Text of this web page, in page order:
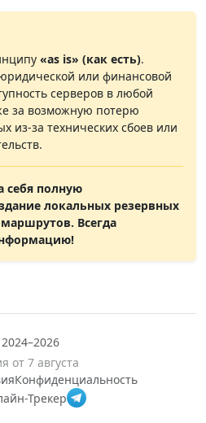
«as is» (как есть).
или финансовой
серверов в любой
за возможную потерю
из-за технических сбоев или
себя полную
локальных резервных
Всегда
от 7 августа
Конфиденциальность
Трекер